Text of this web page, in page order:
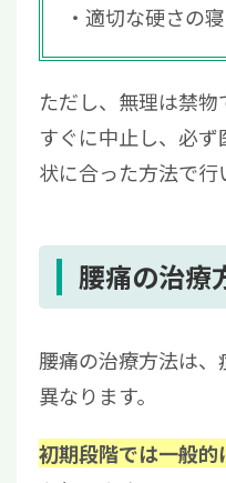
適切な硬さの
ただし、無理は禁
すぐに中止し、必
状に合った方法で行
腰痛の治療
腰痛の治療方法は
異なります。
初期段階では一般